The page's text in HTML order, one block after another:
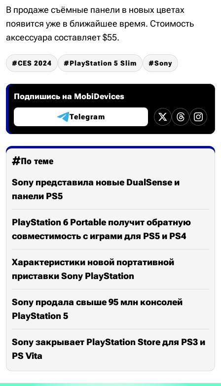
В продаже съёмные панели в новых цветах
появится уже в ближайшее время. Стоимость
аксессуара составляет $55.
CES 2024 PlayStation 5 Slim Sony
Подпишись на MobiDevices
Telegram
По теме
Sony представила новые DualSense и
панели PS5
PlayStation 6 Portable получит обратную
совместимость с играми для PS5 и PS4
Характеристики новой портативной
приставки Sony PlayStation
Sony продала свыше 95 млн консолей
PlayStation 5
Sony закрывает PlayStation Store для PS3 и
PS Vita